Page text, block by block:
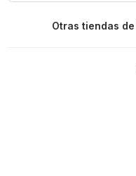
Otras tiendas